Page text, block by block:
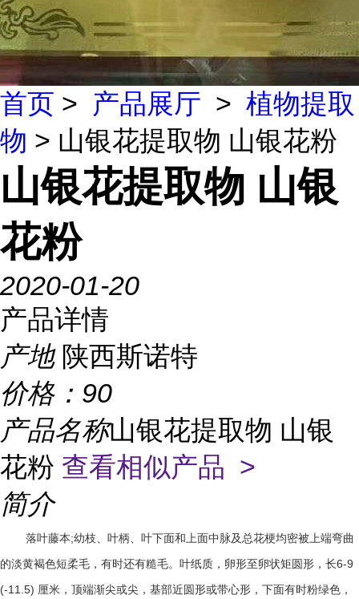
首页 > 产品展厅 > 植物提取
物 > 山银花提取物 山银花粉
山银花提取物 山银
花粉
2020-01-20
产品详情
产地 陕西斯诺特
价格： 90
产品名称山银花提取物 山银
花粉 查看相似产品 >
简介
落叶藤本;幼枝、叶柄、叶下面和上面中脉及总花梗均密被上端弯曲
的淡黄褐色短柔毛，有时还有糙毛。叶纸质，卵形至卵状矩圆形，长6-9
(-11.5) 厘米，顶端渐尖或尖，基部近圆形或带心形，下面有时粉绿色，